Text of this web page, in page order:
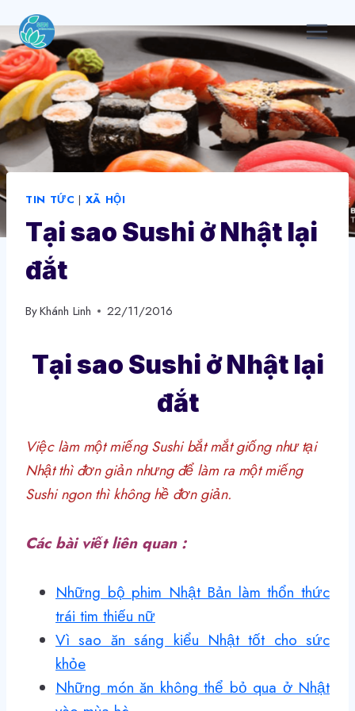
to
content
TIN TỨC | XÃ HỘI
Tại sao Sushi ở Nhật lại
đắt
ByKhánh Linh 22/11/2016
Tại sao Sushi ở Nhật lại
đắt
Việc làm một miếng Sushi bắt mắt giống như tại
Nhật thì đơn giản nhưng để làm ra một miếng
Sushi ngon thì không hề đơn giản.
Các bài viết liên quan :
Những bộ phim Nhật Bản làm thổn thức
trái tim thiếu nữ
Vì sao ăn sáng kiểu Nhật tốt cho sức
khỏe
Những món ăn không thể bỏ qua ở Nhật